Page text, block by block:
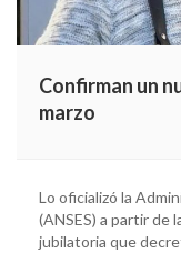
Confirman un
marzo
Lo oficializó la
(ANSES) a partir de
jubilatoria que